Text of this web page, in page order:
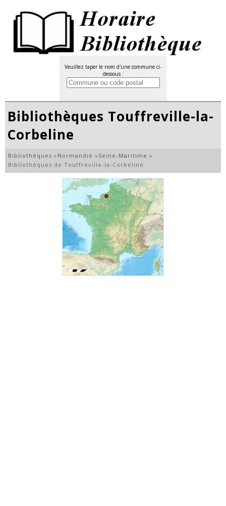
Veuillez taper le nom d'une commune ci-
dessous :
Bibliothèques Touffreville-la-
Corbeline
Bibliothèques » Normandie » Seine-Maritime »
Bibliothèques de Touffreville-la-Corbeline